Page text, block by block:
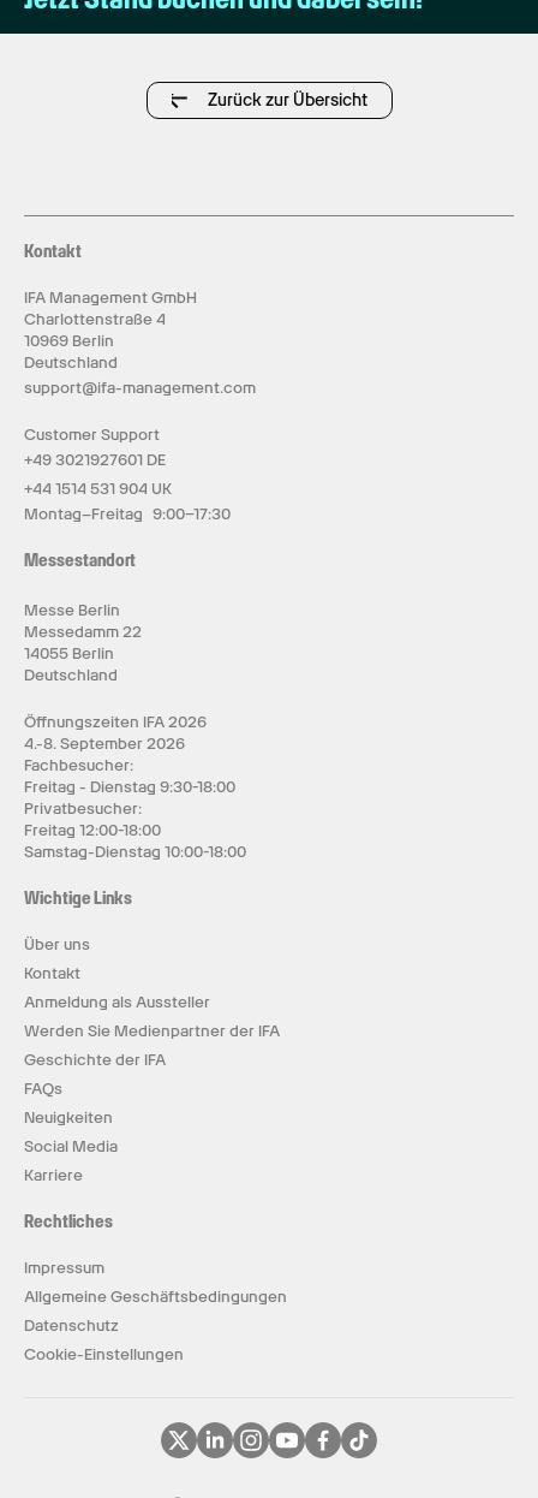
Zurück zur Übersicht
Kontakt
IFA Management GmbH
Charlottenstraße 4
10969 Berlin
Deutschland
support@ifa-management.com
Customer Support
+49 3021927601 DE
+44 1514 531 904 UK
Montag–Freitag 9:00–17:30
Messestandort
Messe Berlin
Messedamm 22
14055 Berlin
Deutschland
Öffnungszeiten IFA 2026
4.-8. September 2026
Fachbesucher:
Freitag - Dienstag 9:30-18:00
Privatbesucher:
Freitag 12:00-18:00
Samstag-Dienstag 10:00-18:00
Wichtige Links
Über uns
Kontakt
Anmeldung als Aussteller
Werden Sie Medienpartner der IFA
Geschichte der IFA
FAQs
Neuigkeiten
Social Media
Karriere
Rechtliches
Impressum
Allgemeine Geschäftsbedingungen
Datenschutz
Cookie-Einstellungen